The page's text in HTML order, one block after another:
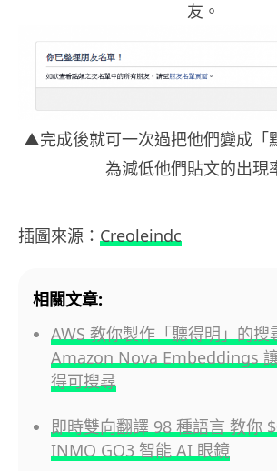
友。
▲完成後就可一次過把他們變成「
為減低他們貼文的出現
插圖來源： Creoleindc
相關文章:
AWS 教你製作「聽得明」的
Amazon Nova Embeddings
得可搜尋
即時雙向翻譯 98 種語言 教你
INMO GO3 智能 AI 眼鏡